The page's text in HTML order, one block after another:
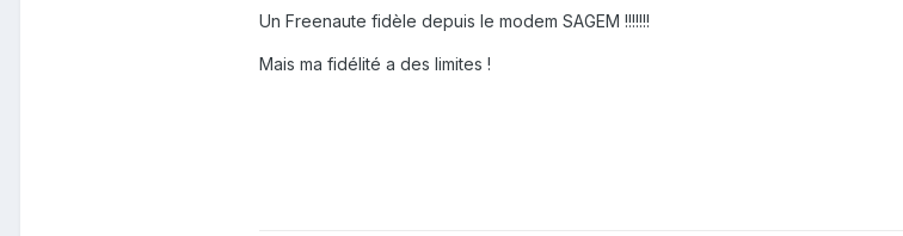
Un Freenaute fidèle depuis le modem SAGEM !!!!!!!
Mais ma fidélité a des limites !